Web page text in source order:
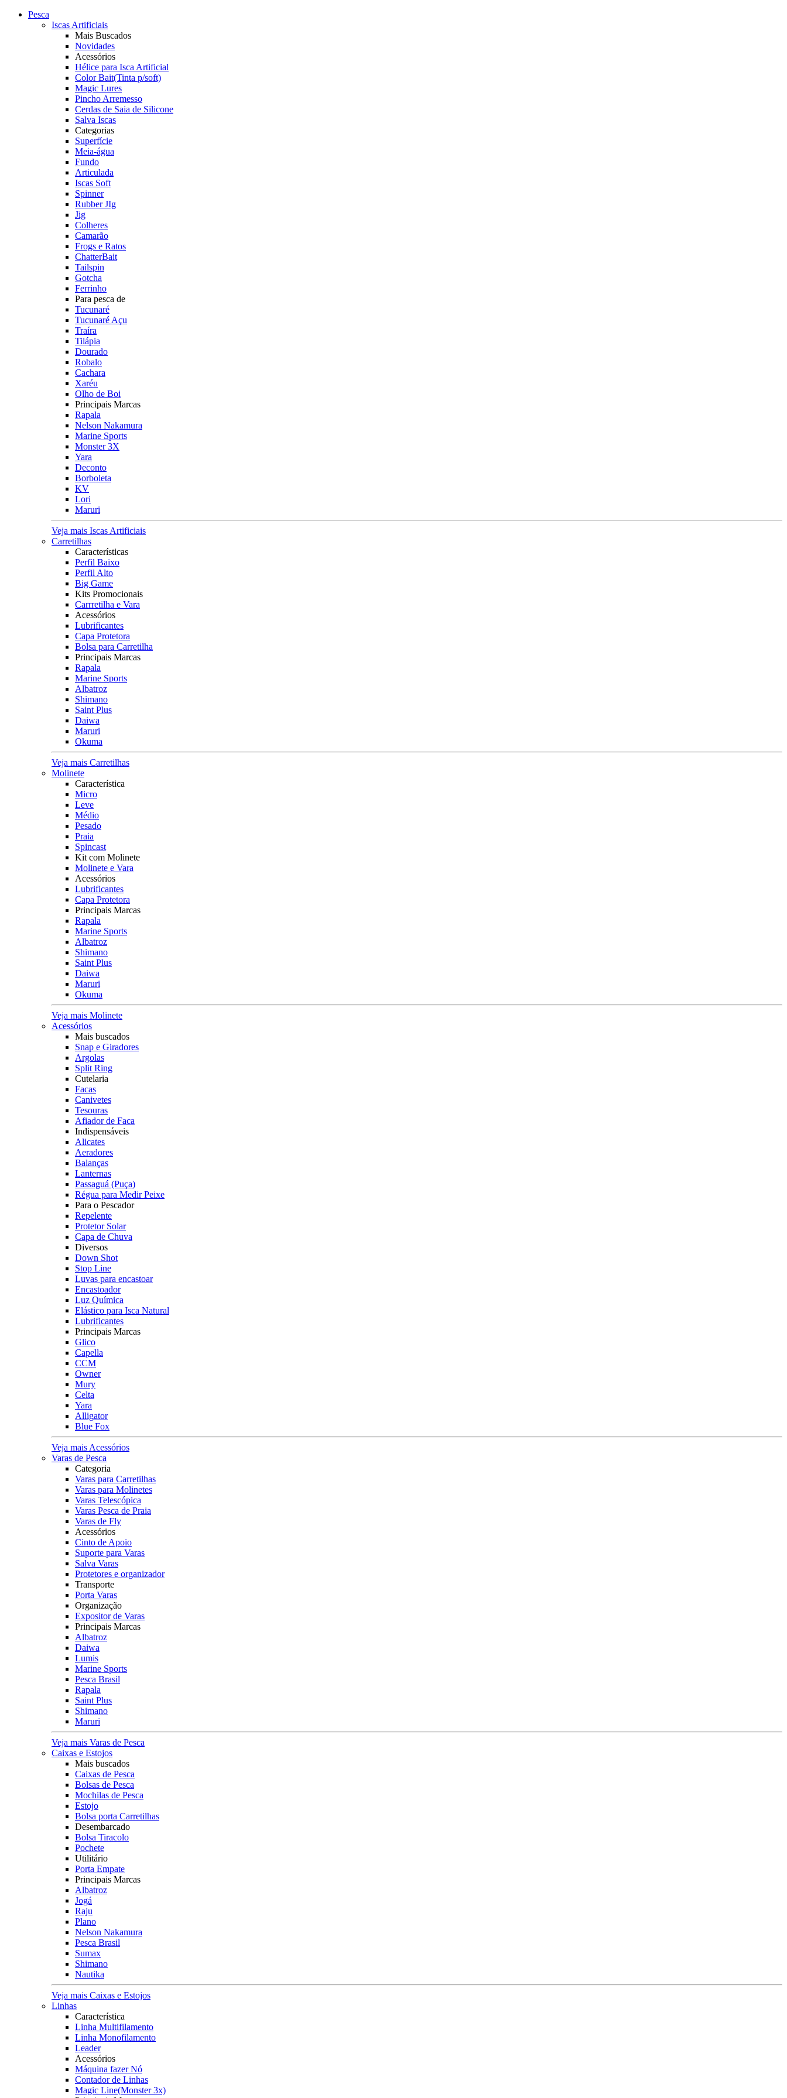
Pesca
Iscas Artificiais
Mais Buscados
Novidades
Acessórios
Hélice para Isca Artificial
Color Bait(Tinta p/soft)
Magic Lures
Pincho Arremesso
Cerdas de Saia de Silicone
Salva Iscas
Categorias
Superfície
Meia-água
Fundo
Articulada
Iscas Soft
Spinner
Rubber JIg
Jig
Colheres
Camarão
Frogs e Ratos
ChatterBait
Tailspin
Gotcha
Ferrinho
Para pesca de
Tucunaré
Tucunaré Açu
Traíra
Tilápia
Dourado
Robalo
Cachara
Xaréu
Olho de Boi
Principais Marcas
Rapala
Nelson Nakamura
Marine Sports
Monster 3X
Yara
Deconto
Borboleta
KV
Lori
Maruri
Veja mais Iscas Artificiais
Carretilhas
Características
Perfil Baixo
Perfil Alto
Big Game
Kits Promocionais
Carrretilha e Vara
Acessórios
Lubrificantes
Capa Protetora
Bolsa para Carretilha
Principais Marcas
Rapala
Marine Sports
Albatroz
Shimano
Saint Plus
Daiwa
Maruri
Okuma
Veja mais Carretilhas
Molinete
Característica
Micro
Leve
Médio
Pesado
Praia
Spincast
Kit com Molinete
Molinete e Vara
Acessórios
Lubrificantes
Capa Protetora
Principais Marcas
Rapala
Marine Sports
Albatroz
Shimano
Saint Plus
Daiwa
Maruri
Okuma
Veja mais Molinete
Acessórios
Mais buscados
Snap e Giradores
Argolas
Split Ring
Cutelaria
Facas
Canivetes
Tesouras
Afiador de Faca
Indispensáveis
Alicates
Aeradores
Balanças
Lanternas
Passaguá (Puça)
Régua para Medir Peixe
Para o Pescador
Repelente
Protetor Solar
Capa de Chuva
Diversos
Down Shot
Stop Line
Luvas para encastoar
Encastoador
Luz Química
Elástico para Isca Natural
Lubrificantes
Principais Marcas
Glico
Capella
CCM
Owner
Mury
Celta
Yara
Alligator
Blue Fox
Veja mais Acessórios
Varas de Pesca
Categoria
Varas para Carretilhas
Varas para Molinetes
Varas Telescópica
Varas Pesca de Praia
Varas de Fly
Acessórios
Cinto de Apoio
Suporte para Varas
Salva Varas
Protetores e organizador
Transporte
Porta Varas
Organização
Expositor de Varas
Principais Marcas
Albatroz
Daiwa
Lumis
Marine Sports
Pesca Brasil
Rapala
Saint Plus
Shimano
Maruri
Veja mais Varas de Pesca
Caixas e Estojos
Mais buscados
Caixas de Pesca
Bolsas de Pesca
Mochilas de Pesca
Estojo
Bolsa porta Carretilhas
Desembarcado
Bolsa Tiracolo
Pochete
Utilitário
Porta Empate
Principais Marcas
Albatroz
Jogá
Raju
Plano
Nelson Nakamura
Pesca Brasil
Sumax
Shimano
Nautika
Veja mais Caixas e Estojos
Linhas
Característica
Linha Multifilamento
Linha Monofilamento
Leader
Acessórios
Máquina fazer Nó
Contador de Linhas
Magic Line(Monster 3x)